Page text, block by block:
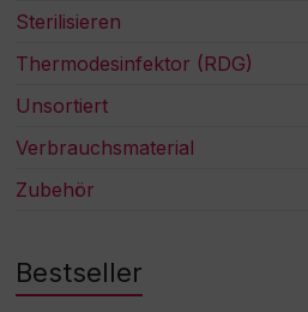
Sterilisieren
Thermodesinfektor (RDG)
Unsortiert
Verbrauchsmaterial
Zubehör
Bestseller